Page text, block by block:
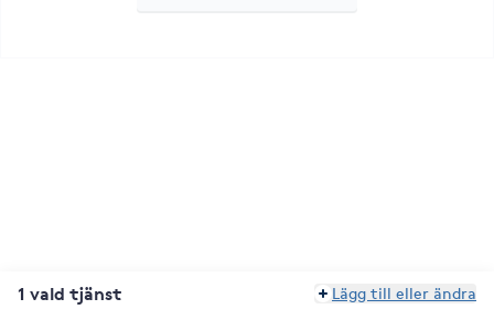
1 vald tjänst Lägg till eller ändra